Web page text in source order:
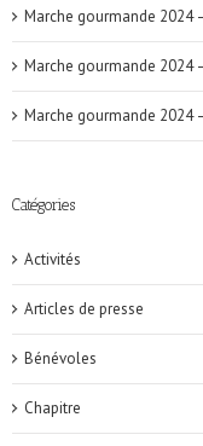
Marche gourmande 2024
Marche gourmande 2024
Marche gourmande 2024
Catégories
Activités
Articles de presse
Bénévoles
Chapitre